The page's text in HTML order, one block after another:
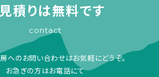
積りは無料です
contact
へのお問い合わせはお気軽にどうぞ。
お急ぎの方はお電話にて